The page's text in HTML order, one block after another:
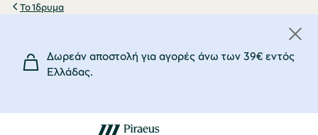
Το Ίδρυμα
Δωρεάν αποστολή για αγορές άνω των 39€ εντός
Eλλάδας.